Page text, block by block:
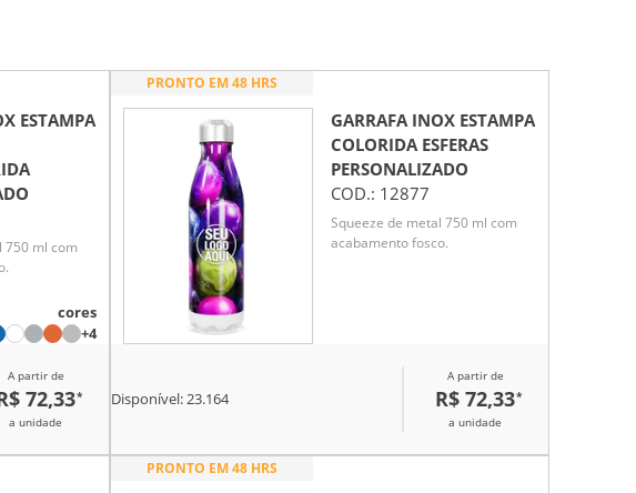
ESTAMPA
750 ml com
cores
+4
A partir de
72,33*
a unidade
PRONTO EM 48 HRS
GARRAFA INOX ESTAMPA
COLORIDA ESFERAS
PERSONALIZADO
COD.: 12877
Squeeze de metal 750 ml com
acabamento fosco.
Disponível:23.164
A partir de
R$ 72,33*
a unidade
PRONTO EM 48 HRS